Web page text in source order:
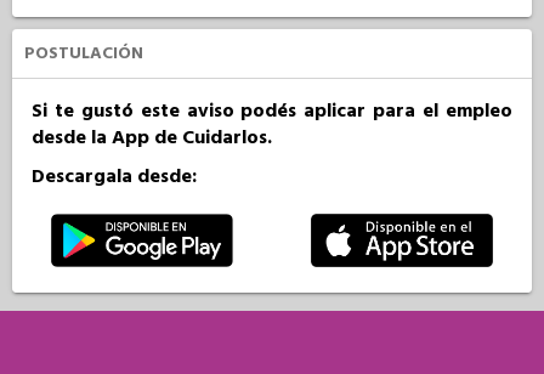
POSTULACIÓN
Si te gustó este aviso podés aplicar para el empleo
desde la App de Cuidarlos.
Descargala desde: